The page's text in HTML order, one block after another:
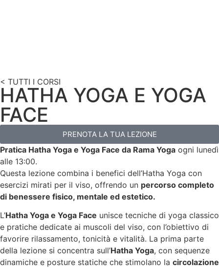
< TUTTI I CORSI
HATHA YOGA E YOGA
FACE
PRENOTA LA TUA LEZIONE
Pratica Hatha Yoga e Yoga Face da Rama Yoga ogni lunedì
alle 13:00.
Questa lezione combina i benefici dell’Hatha Yoga con
esercizi mirati per il viso, offrendo un percorso completo
di benessere fisico, mentale ed estetico.
L’Hatha Yoga e Yoga Face unisce tecniche di yoga classico
e pratiche dedicate ai muscoli del viso, con l’obiettivo di
favorire rilassamento, tonicità e vitalità. La prima parte
della lezione si concentra sull’Hatha Yoga, con sequenze
dinamiche e posture statiche che stimolano la circolazione